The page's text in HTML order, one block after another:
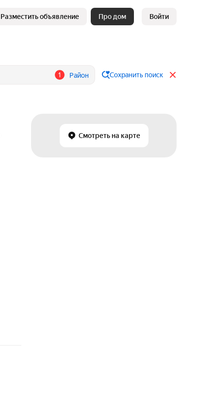
Разместить объявление Про дом Войти
1 Район Сохранить поиск
Смотреть на карте